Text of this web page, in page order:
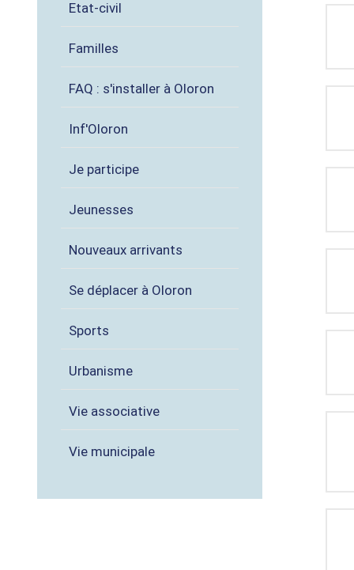
Etat-civil
Familles
FAQ : s'installer à Oloron
Inf'Oloron
Je participe
Jeunesses
Nouveaux arrivants
Se déplacer à Oloron
Sports
Urbanisme
Vie associative
Vie municipale